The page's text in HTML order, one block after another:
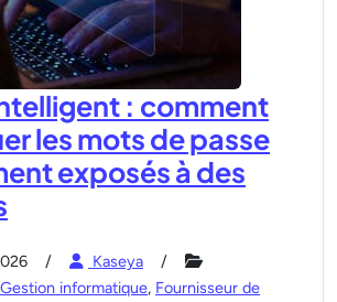
: comment
les mots de passe
exposés à des
Kaseya
Gestion informatique, Fournisseur de